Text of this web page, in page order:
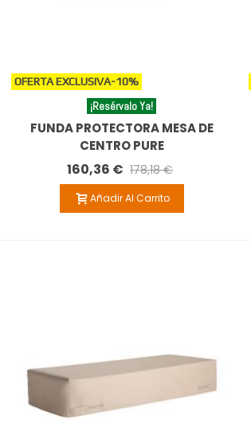
OFERTA EXCLUSIVA-10%
¡Resérvalo Ya!
FUNDA PROTECTORA MESA DE
CENTRO PURE
160,36 € 178,18 €
Añadir Al Carrito